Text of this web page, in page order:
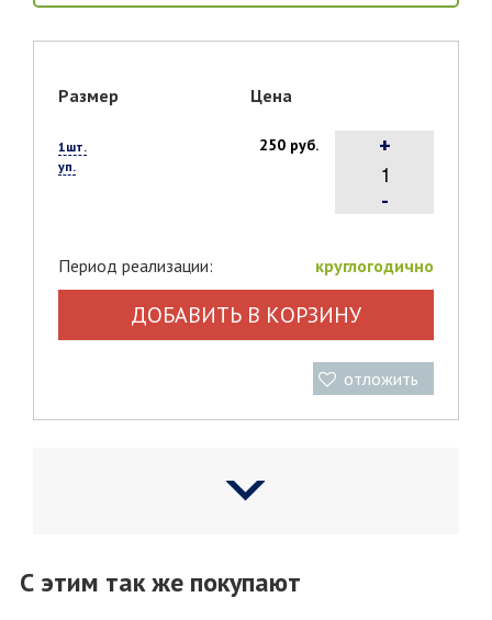
Размер Цена
1шт.
уп.
250 руб.
-
+
Период реализации: круглогодично
ДОБАВИТЬ В КОРЗИНУ
отложить
С этим так же покупают